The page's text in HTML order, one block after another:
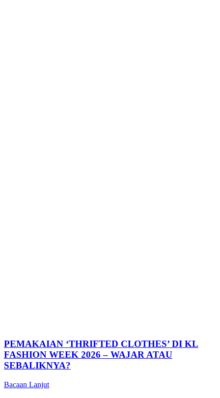
PEMAKAIAN ‘THRIFTED CLOTHES’ DI KL
FASHION WEEK 2026 – WAJAR ATAU
SEBALIKNYA?
Bacaan Lanjut